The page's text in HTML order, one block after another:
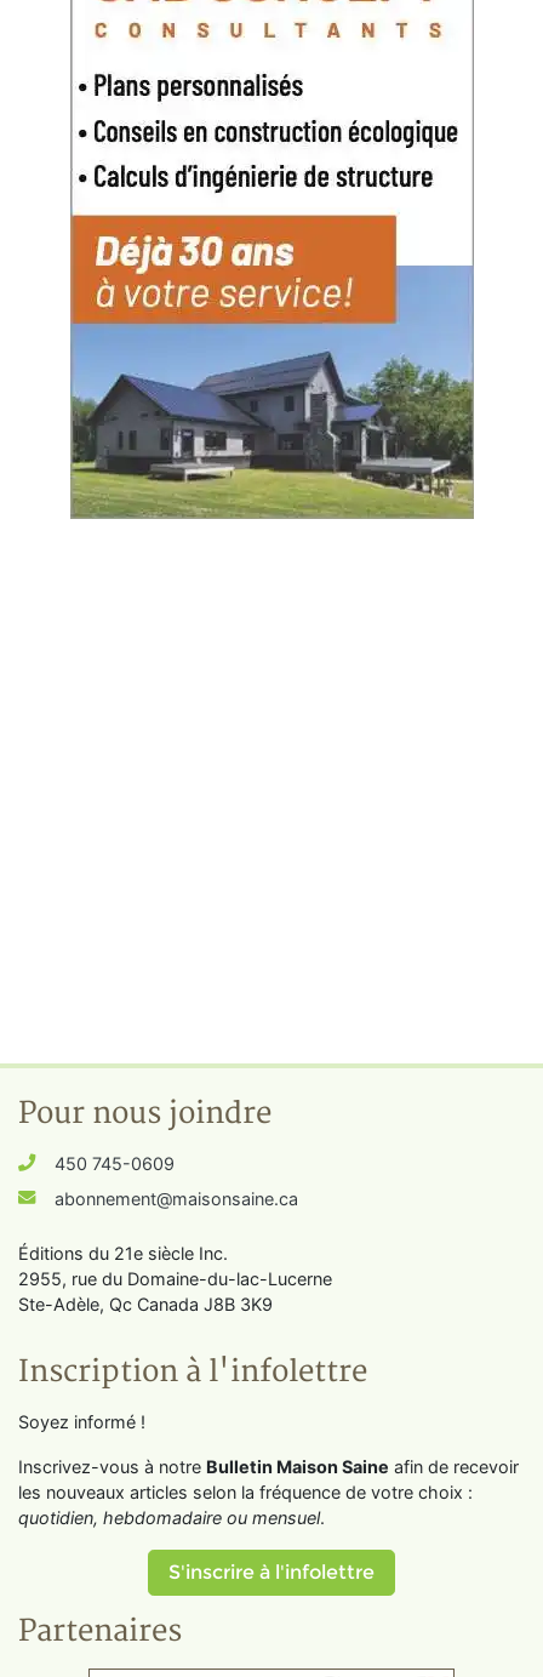
Pour nous joindre
450 745-0609
abonnement@maisonsaine.ca
Éditions du 21e siècle Inc.
2955, rue du Domaine-du-lac-Lucerne
Ste-Adèle, Qc Canada J8B 3K9
Inscription à l'infolettre
Soyez informé !
Inscrivez-vous à notre Bulletin Maison Saine afin de recevoir
les nouveaux articles selon la fréquence de votre choix :
quotidien, hebdomadaire ou mensuel.
S'inscrire à l'infolettre
Partenaires